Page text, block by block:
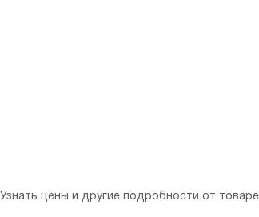
Узнать цены и другие подробности от